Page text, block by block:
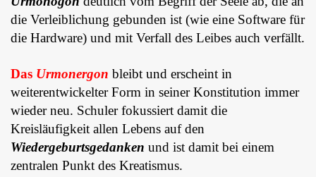
die Verleiblichung gebunden ist (wie eine Software für
die Hardware) und mit Verfall des Leibes auch verfällt.
Das Urmonergon bleibt und erscheint in
weiterentwickelter Form in seiner Konstitution immer
wieder neu. Schuler fokussiert damit die
Kreisläufigkeit allen Lebens auf den
Wiedergeburtsgedanken und ist damit bei einem
zentralen Punkt des Kreatismus.